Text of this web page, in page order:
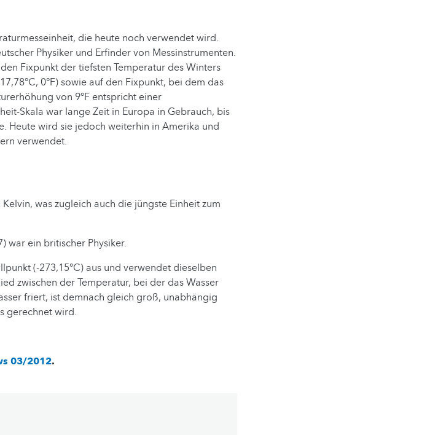
die heute noch verwendet wird.
Physiker und Erfinder von Messinstrumenten.
Fixpunkt der tiefsten Temperatur des Winters
0°F) sowie auf den Fixpunkt, bei dem das
von 9°F entspricht einer
Skala war lange Zeit in Europa in Gebrauch, bis
Heute wird sie jedoch weiterhin in Amerika und
verwendet.
was zugleich auch die jüngste Einheit zum
war ein britischer Physiker.
(-273,15°C) aus und verwendet dieselben
zwischen der Temperatur, bei der das Wasser
friert, ist demnach gleich groß, unabhängig
gerechnet wird.
03/2012.